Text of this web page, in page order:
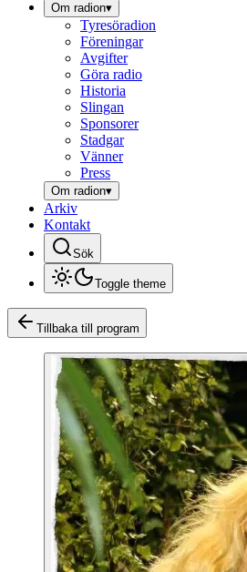
Om radion▾
Tyresöradion
Föreningar
Avgifter
Göra radio
Historia
Slingan
Sponsorer
Stadgar
Vänner
Press
Om radion▾
Arkiv
Kontakt
Sök
Toggle theme
Tillbaka till program